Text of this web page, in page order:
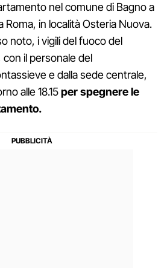
nel comune di Bagno a
Roma, in località Osteria Nuova.
noto, i vigili del fuoco del
il personale del
e dalla sede centrale,
alle 18.15per spegnere le